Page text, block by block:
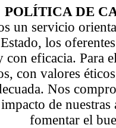
POLÍTICA DE
un servicio
los
con eficacia. Para
con valores
Nos
de
fomentar el